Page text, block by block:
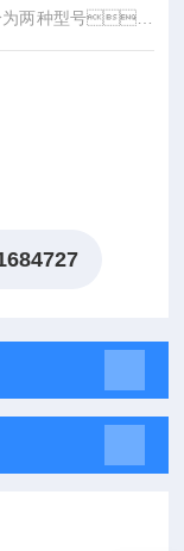
两种型号，
电极线9根，